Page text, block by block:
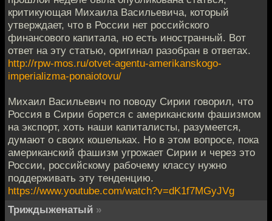
критикующая Михаила Васильевича, который
утверждает, что в России нет российского
финансового капитала, но есть иностранный. Вот
ответ на эту статью, оригинал разобран в ответах.
http://rpw-mos.ru/otvet-agentu-amerikanskogo-
imperializma-ponaiotovu/
Михаил Васильевич по поводу Сирии говорил, что
Россия в Сирии борется с американским фашизмом
на экспорт, хоть наши капиталисты, разумеется,
думают о своих кошельках. Но в этом вопросе, пока
американский фашизм угрожает Сирии и через это
России, российскому рабочему классу нужно
поддерживать эту тенденцию.
https://www.youtube.com/watch?v=dK1f7MGyJVg
Триждыженатый »